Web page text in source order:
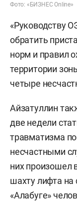
Фото: «БИЗНЕС Online»
«Руководству
обратить
норм и правил
территории
четыре
Айзатуллин
две недели
травматизма
несчастными
них произошел
шахту лифта на
«Алабуге»